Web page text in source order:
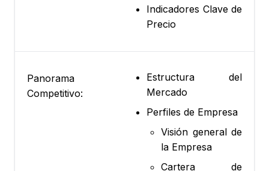
Indicadores Clave de
Precio
Panorama
Competitivo:
Estructura del
Mercado
Perfiles de Empresa
Visión general de
la Empresa
Cartera de